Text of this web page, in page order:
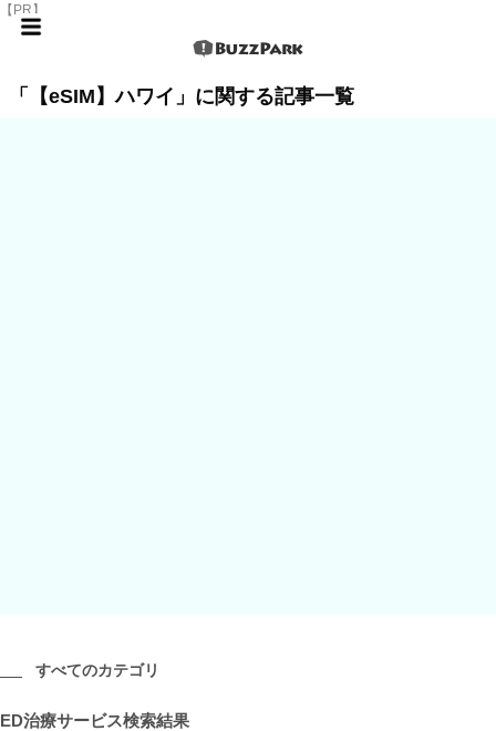
【PR】
「【eSIM】ハワイ」に関する記事一覧
すべてのカテゴリ
ED治療サービス検索結果